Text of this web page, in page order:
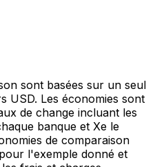
sont basées sur un seul
USD. Les économies sont
de change incluant les
banque et Xe le
de comparaison
l'exemple donné et